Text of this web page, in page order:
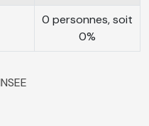
0 personnes, soit
0%